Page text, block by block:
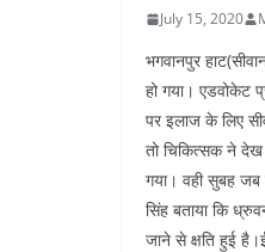
July 15, 2020
भगवानपुर
हो गया। एडवोकेट
पर इलाज के लिए
तो चिकित्सक ने देख
गया। वही सुबह
सिंह बताया कि
जाने से क्षति हुई